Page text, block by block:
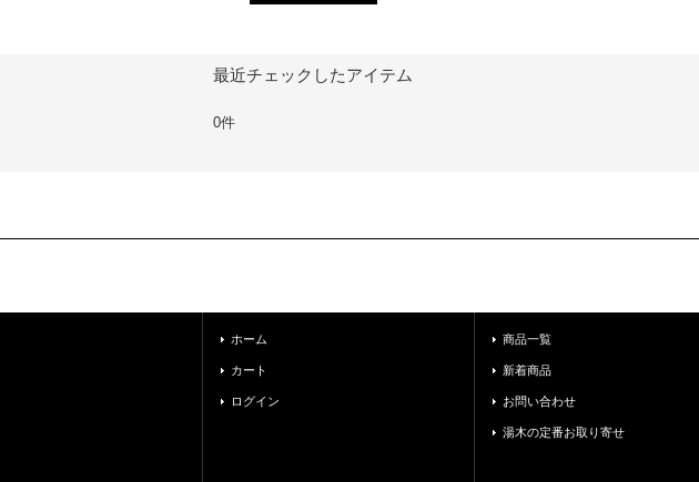
最近チェックしたアイテム
0件
ホーム
カート
ログイン
商品一覧
新着商品
お問い合わせ
湯木の定番お取り寄せ